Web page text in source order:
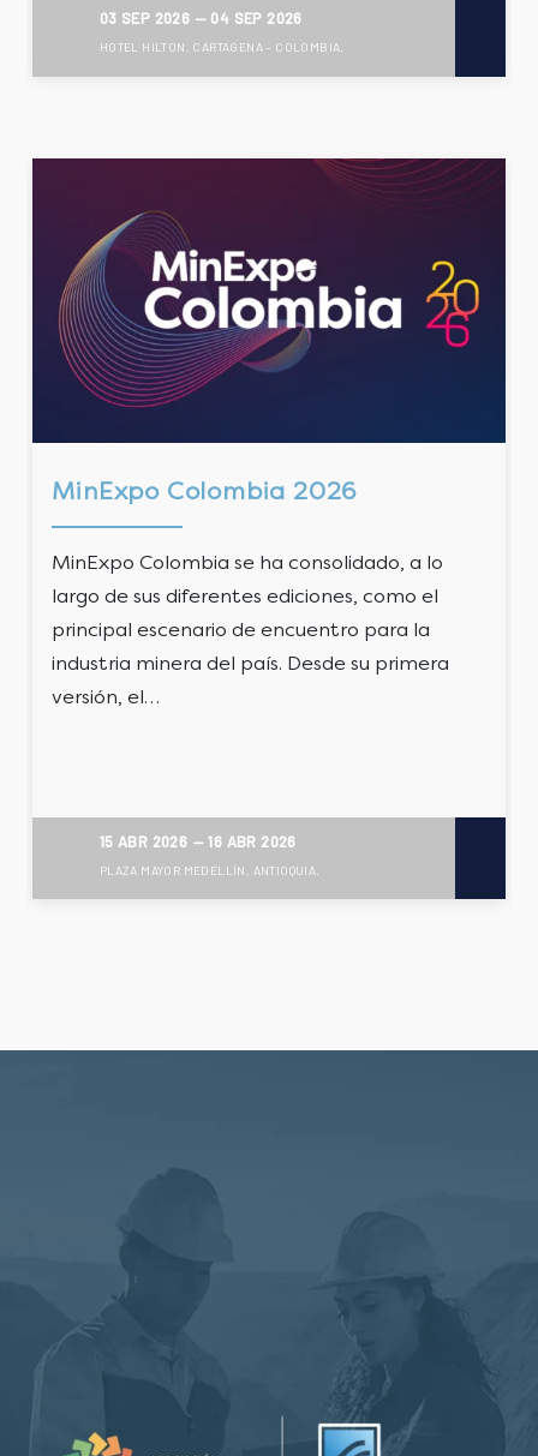
03 SEP 2026 —04 SEP 2026
HOTEL HILTON, CARTAGENA – COLOMBIA.
MinExpo Colombia 2026
MinExpo Colombia se ha consolidado, a lo
largo de sus diferentes ediciones, como el
principal escenario de encuentro para la
industria minera del país. Desde su primera
versión, el…
15 ABR 2026 —16 ABR 2026
PLAZA MAYOR MEDELLÍN, ANTIOQUIA.